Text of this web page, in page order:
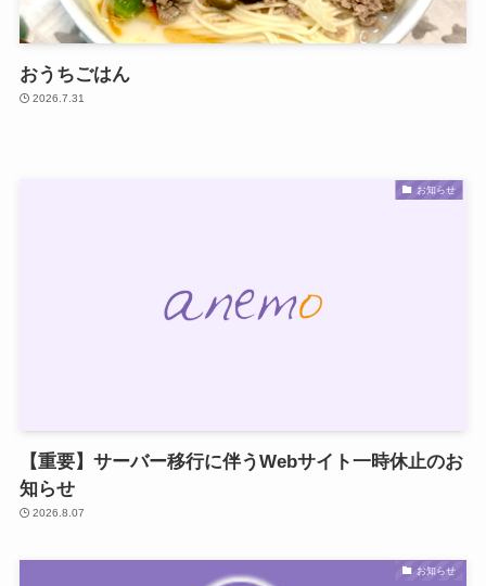
おうちごはん
2026.7.31
お知らせ
【重要】サーバー移行に伴うWebサイト一時休止のお
知らせ
2026.8.07
お知らせ